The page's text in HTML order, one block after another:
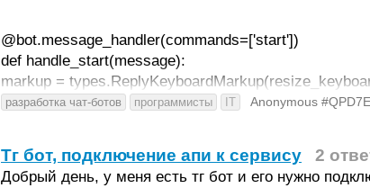
@bot.message_handler(commands=['start'])
def handle_start(message):
markup =
разработка чат-ботов программисты IT Anonymous
Тг бот, подключение апи к сервису 2
Добрый день, у меня есть тг бот и его нужно